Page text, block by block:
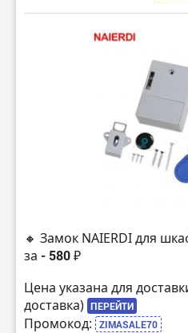
🔸 Замок NAIERDI для
за - 580 ₽
Цена указана для
доставка) ПЕРЕЙТИ
Промокод: ZIMASALE70